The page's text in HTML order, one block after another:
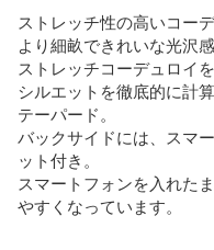
ストレッチ性の高いコー
より細畝できれいな光沢感
ストレッチコーデュロイ
シルエットを徹底的に計
テーパード。
バックサイドには、スマ
ット付き。
スマートフォンを入れた
やすくなっています。